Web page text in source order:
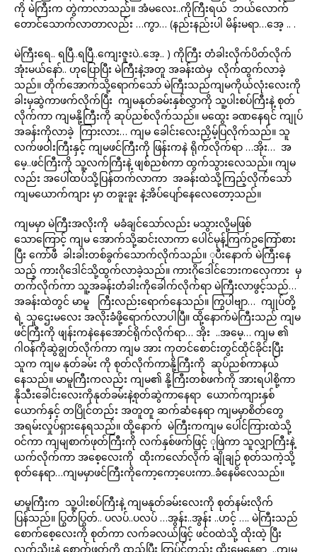
ကို မဲကြီးက တွဲကာလာသည်။ အံမလေး..ကိုကြီးရယ် ဘယ်လောက်
တောင်သောက်လာတာလည်း …ကွာ… (နည်းနည်းပါ မိန်းမရာ…အေ့ .. .
မဲကြီးရေ.. ရပြီ..ရပြီ..ကျေးဇူးပဲ..အေ့.. ) ကိုကြီး တံခါးလိုက်ပိတ်လိုက်
အုံးမယ်နော်.. ဟုပြောပြီး မဲကြီးနဲ့အတူ အခန်းထဲမှ လိုက်ထွက်လာခဲ့
သည်။ တိုက်အောက်သို့ရောက်သော် မဲကြီးသည်ကျမကိုယ်လုံးလေးကို
ခါးမှဆွဲကာဖက်လိုက်ပြီး ကျမနုတ်ခမ်းနှစ်လွှာကို သူ့ပါးစပ်ကြီးနဲ့ စုတ်
လိုက်ကာ ကျမနို့ကြီးကို ဆုပ်ညစ်လိုက်သည်။ မထွေး ခဏနေရင် ကျုပ်
အခန်းကိုလာခဲ့ ကြားလား… ကျမ ခေါင်းလေးညှိမ့်ပြလိုက်သည်။ သူ
လက်ဖဝါးကြီးနှင့် ကျမဖင်ကြီးကို ဖြန်းကနဲ ရိုက်လိုက်ရာ …အိုး… အ
မေ့..ဖင်ကြီးကို သူ့လက်ကြီးနဲ့ ဖျစ်ညစ်ကာ ထွက်သွားလေသည်။ ကျမ
လည်း အပေါ်ထပ်သို့ပြန်တက်လာကာ အခန်းထဲသို့ကြည့်လိုက်သော်
ကျမယောက်ကျား မှာ တခူးခူး နဲ့အိပ်ပျော်နေလေတော့သည်။
ကျမမှာ မဲကြီးအလိုးကို မခံချင်သော်လည်း မသွားလို့မဖြစ်
သောကြောင့် ကျမ အောက်သို့ဆင်းလာကာ ပေါင်မုန့်ကြက်ဥကြော်စား
ပြီး ကော်ဖီ ခါးခါးတစ်ခွက်သောက်လိုက်သည်။ ုပီးနောက် မဲကြီးနေ
သည့် ကားဂိုဒေါင်သို့ထွက်လာခဲ့သည်။ ကားဂိုဒေါင်ဘေးကလှေကား မှ
တက်လိုက်ကာ သူ့အခန်းတံခါးကိုခေါက်လိုက်ရာ မဲကြီးလာဖွင့်သည်…
အခန်းထဲတွင် မာမူ ကြီးလည်းရောက်နေသည်။ ကြွပါဗျာ… ကျုပ်တို့
ရဲ့ သူဌေးမလေး အလိုးခံဖို့ရောက်လာပါပြီ။ ထို့နောက်မဲကြီးသည် ကျမ
ဖင်ကြီးကို ဖျန်းကနဲနေအောင်ရိုက်လိုက်ရာ… အိုး ..အမေ့… ကျမ ၏
ဂါဝန်ကိုဆွဲချွတ်လိုက်ကာ ကျမ အား ကုတင်စောင်းတွင်ထိုင်ခိုင်းပြီး
သူက ကျမ နုတ်ခမ်း ကို စုတ်လိုက်ကာနို့ကြီးကို ဆုပ်ညစ်ကာနယ်
နေသည်။ မာမူကြီးကလည်း ကျမ၏ နို့ကြီးတစ်ဖက်ကို အားရပါစို့ကာ
နိုသီးခေါင်းလေးကိုနုတ်ခမ်းနဲ့စုတ်ဆွဲကာနေရာ ယောက်ကျားနှစ်
ယောက်နှင့် တပြိုင်တည်း အတူတူ ဆက်ဆံနေရာ ကျမမှာစိတ်တွေ
အရမ်းလှုပ်ရှားနေရသည်။ ထို့နောက် မဲကြီးကကျမ ပေါင်ကြားထဲသို့
ဝင်ကာ ကျမျစာက်ဖုတ်ကြီးကို လက်နှစ်ဖက်ဖြင့် ုဖြဲကာ သူလျှာကြီးနဲ့
ယက်လိုက်ကာ အစေ့လေးကို ထိုးကလော်လိုက် ချိုချဉ် စုတ်သကဲ့သို့
စုတ်နေရာ…ကျမမှာဖင်ကြီးကိုကော့ကော့ပေးကာ..ခံနေမိလေသည်။
မာမူကြီးက သူ့ပါးစပ်ကြီးနဲ့ ကျမနုတ်ခမ်းလေးကို စုတ်နမ်းလိုက်
ပြန်သည်။ ပြွတ်ပြွတ်.. ပလပ်..ပလပ် …အွန်း..အွန်း ..ဟင့် …. မဲကြီးသည်
စောက်စေ့လေးကို စုတ်ကာ လက်ခလယ်ဖြင့် ဖင်ဝထဲသို့ ထိုးထဲ့ ပြီး
လက်ညိုးနဲ့ စောက်ဖုတ်ကို ထည့်ပြီး တြပ်ုင်တည်း ထိုးမွေနေရာ ..ကျမ